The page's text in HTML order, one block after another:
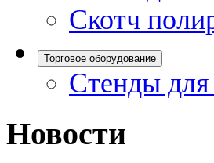
Скотч
Торговое оборудование
Стенды
Новости